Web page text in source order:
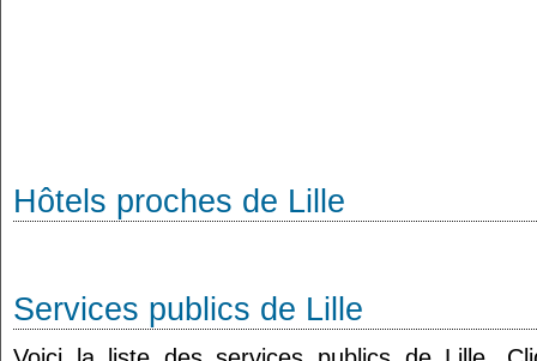
Hôtels proches de Lille
Services publics de Lille